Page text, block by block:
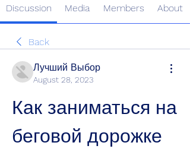
Discussion Media Members About
Back
Лучший Выбор
August 28, 2023
Как заниматься на
беговой дорожке